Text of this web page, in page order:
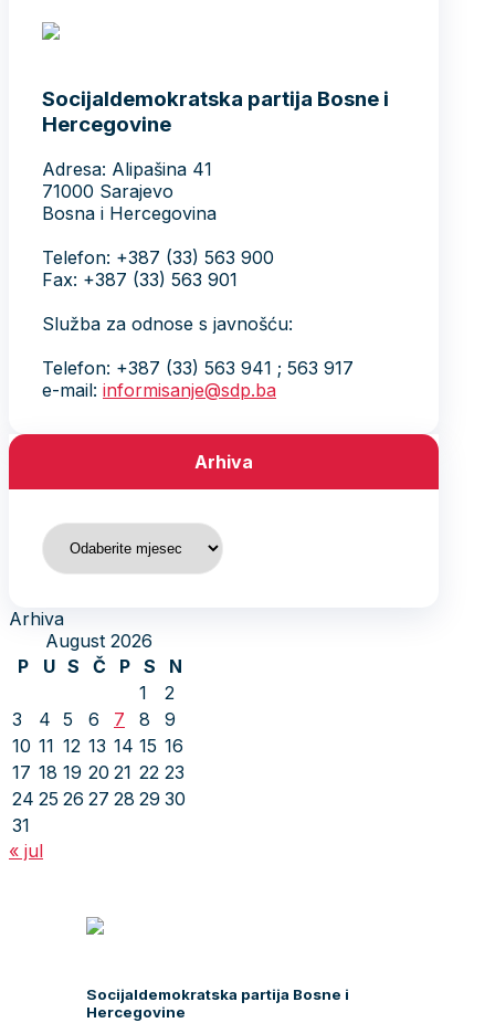
Socijaldemokratska partija Bosne i
Hercegovine
Adresa: Alipašina 41
71000 Sarajevo
Bosna i Hercegovina
Telefon: +387 (33) 563 900
Fax: +387 (33) 563 901
Služba za odnose s javnošću:
Telefon: +387 (33) 563 941 ; 563 917
e-mail: informisanje@sdp.ba
Arhiva
Arhiva
Arhiva
August 2026
P
U S Č P S
N
1
2
3
4 5 6 7 8
9
10 11 12 13 14 15 16
17 18 19 20 21 22 23
24 25 26 27 28 29 30
31
« jul
Socijaldemokratska partija Bosne i
Hercegovine